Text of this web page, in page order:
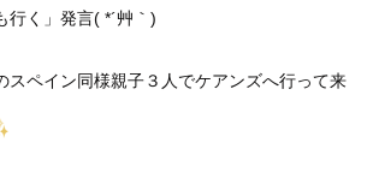
行く」発言( *´艸｀)
スペイン同様親子３人でケアンズへ行って来